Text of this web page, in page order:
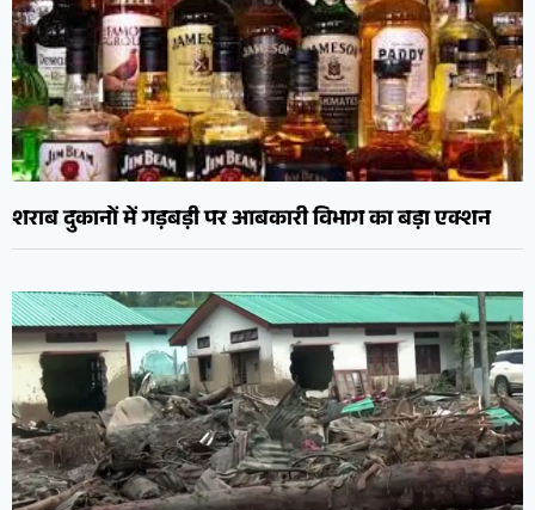
शराब दुकानों में गड़बड़ी पर आबकारी विभाग का बड़ा एक्शन